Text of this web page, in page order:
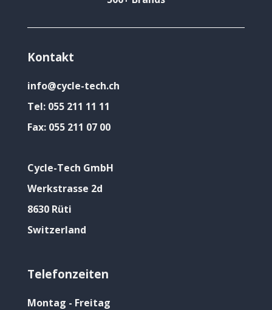
Kontakt
info@cycle-tech.ch
Tel: 055 211 11 11
Fax: 055 211 07 00
Cycle-Tech GmbH
Werkstrasse 2d
8630 Rüti
Switzerland
Telefonzeiten
Montag - Freitag